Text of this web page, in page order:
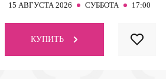
15 АВГУСТА 2026 СУББОТА 17:00
КУПИТЬ